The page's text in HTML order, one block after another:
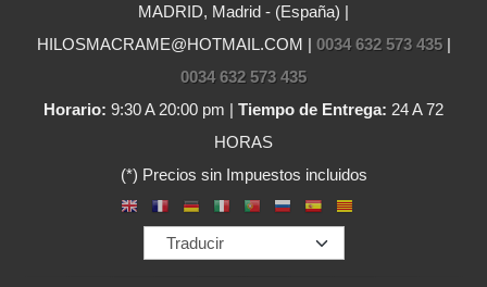
MADRID, Madrid - (España) |
HILOSMACRAME@HOTMAIL.COM | 0034 632 573 435|
0034 632 573 435
Horario: 9:30 A 20:00 pm | Tiempo de Entrega: 24 A 72
HORAS
(*) Precios sin Impuestos incluidos